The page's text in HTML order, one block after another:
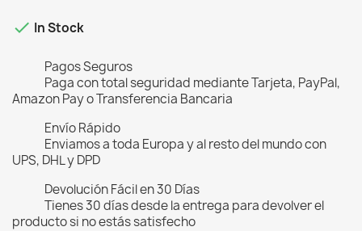
 In Stock
Pagos Seguros
Paga con total seguridad mediante Tarjeta, PayPal,
Amazon Pay o Transferencia Bancaria
Envío Rápido
Enviamos a toda Europa y al resto del mundo con
UPS, DHL y DPD
Devolución Fácil en 30 Días
Tienes 30 días desde la entrega para devolver el
producto si no estás satisfecho